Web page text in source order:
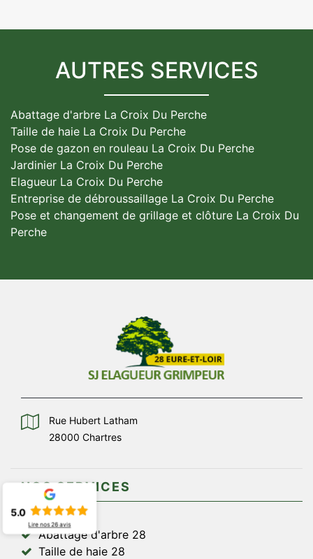
AUTRES SERVICES
Abattage d'arbre La Croix Du Perche
Taille de haie La Croix Du Perche
Pose de gazon en rouleau La Croix Du Perche
Jardinier La Croix Du Perche
Elagueur La Croix Du Perche
Entreprise de débroussaillage La Croix Du Perche
Pose et changement de grillage et clôture La Croix Du
Perche
Rue Hubert Latham
28000 Chartres
NOS SERVICES
Abattage d'arbre 28
Taille de haie 28
5.0
Lire nos26avis